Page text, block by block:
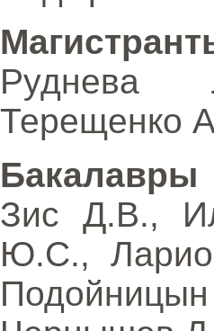
Терещенко
Бакалавры
Зис Д.В.,
Ю.С.,